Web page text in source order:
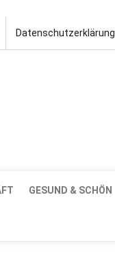
Datenschutzerklärung
GESUND & SCHÖN